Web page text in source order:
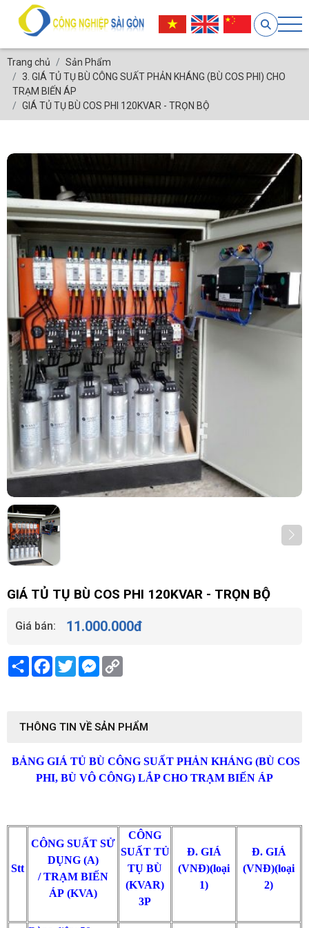
Trang chủ
Sản Phẩm
3. GIÁ TỦ TỤ BÙ CÔNG SUẤT PHẢN KHÁNG (BÙ COS PHI) CHO
TRẠM BIẾN ÁP
GIÁ TỦ TỤ BÙ COS PHI 120KVAR - TRỌN BỘ
GIÁ TỦ TỤ BÙ COS PHI 120KVAR - TRỌN BỘ
Giá bán: 11.000.000đ
Share Facebook
TwitterMessenger
THÔNG TIN VỀ SẢN PHẨM
BẢNG GIÁ TỦ BÙ CÔNG SUẤT PHẢN KHÁNG (BÙ COS
PHI, BÙ VÔ CÔNG) LẮP CHO TRẠM BIẾN ÁP
Stt
CÔNG SUẤT SỬ
DỤNG (A)
/ TRẠM BIẾN
ÁP (KVA)
CÔNG
SUẤT TỦ
TỤ BÙ
(KVAR)
3P
Đ. GIÁ
(VNĐ)(loại
1)
Đ. GIÁ
(VNĐ)(loại
2)